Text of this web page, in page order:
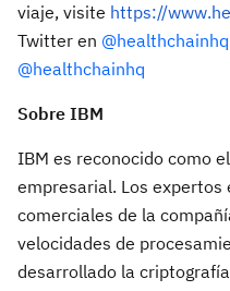
viaje, visite https://
Twitter en @healthchainhq
@healthchainhq
Sobre IBM
IBM es reconocido como
empresarial. Los expertos
comerciales de la
velocidades de
desarrollado la